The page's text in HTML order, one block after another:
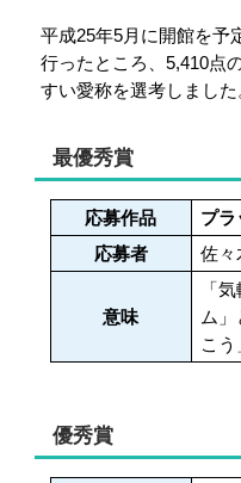
平成25年5月に開館を予
行ったところ、5,410点
すい愛称を選考しました
最優秀賞
応募作品
プラ
応募者
佐
意味
「
ム
こ
優秀賞